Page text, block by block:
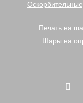
Печать на
Шары на